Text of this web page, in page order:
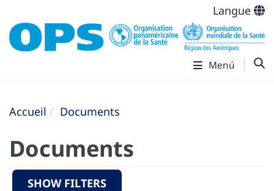
Langue
Menú
Accueil Documents
Documents
SHOW FILTERS